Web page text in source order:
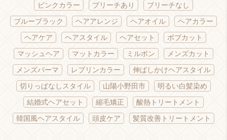
ピンクカラー
ブリーチあり
ブリーチなし
ブルーブラック
ヘアアレンジ ヘアオイル
ヘアカラー
ヘアケア
ヘアスタイル ヘアセット
ボブカット
マッシュヘア
マットカラー ミルボン
メンズカット
メンズパーマ
レブリンカラー
伸ばしかけヘアスタイル
切りっぱなしスタイル
山陽小野田市
明るい白髪染め
結婚式ヘアセット
縮毛矯正
酸熱トリートメント
韓国風ヘアスタイル
頭皮ケア 髪質改善トリートメント